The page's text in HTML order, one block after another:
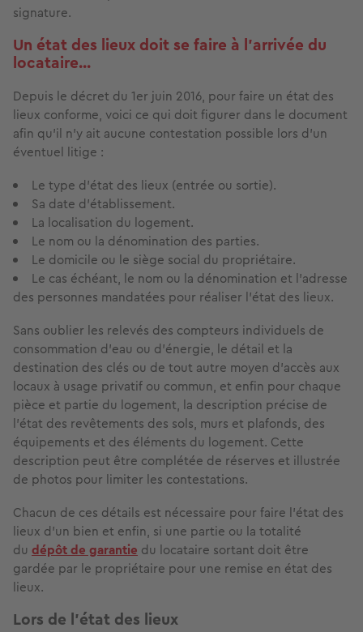
signature.
Un état des lieux doit se faire à l'arrivée du
locataire...
Depuis le décret du 1er juin 2016, pour faire un état des
lieux conforme, voici ce qui doit figurer dans le document
afin qu’il n’y ait aucune contestation possible lors d’un
éventuel litige :
Le type d'état des lieux (entrée ou sortie).
Sa date d'établissement.
La localisation du logement.
Le nom ou la dénomination des parties.
Le domicile ou le siège social du propriétaire.
Le cas échéant, le nom ou la dénomination et l’adresse
des personnes mandatées pour réaliser l’état des lieux.
Sans oublier les relevés des compteurs individuels de
consommation d'eau ou d'énergie, le détail et la
destination des clés ou de tout autre moyen d'accès aux
locaux à usage privatif ou commun, et enfin pour chaque
pièce et partie du logement, la description précise de
l'état des revêtements des sols, murs et plafonds, des
équipements et des éléments du logement. Cette
description peut être complétée de réserves et illustrée
de photos pour limiter les contestations.
Chacun de ces détails est nécessaire pour faire l’état des
lieux d’un bien et enfin, si une partie ou la totalité
du dépôt de garantie du locataire sortant doit être
gardée par le propriétaire pour une remise en état des
lieux.
Lors de l’état des lieux